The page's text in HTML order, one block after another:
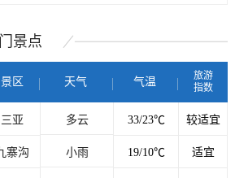
景点
景区 天气 气温
旅游
指数
三亚 多云 33/23℃ 较适宜
寨沟 小雨 19/10℃ 适宜